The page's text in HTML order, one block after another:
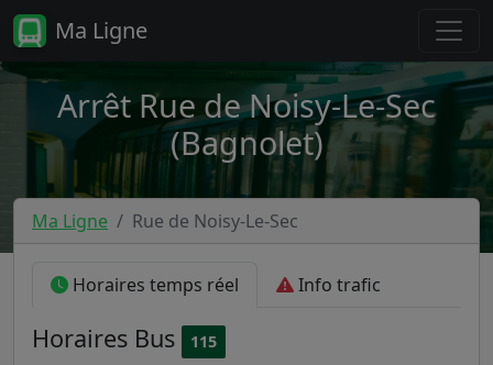
Ma Ligne
Arrêt Rue de Noisy-Le-Sec
(Bagnolet)
Ma Ligne Rue de Noisy-Le-Sec
Horaires temps réel Info trafic
Horaires Bus 115